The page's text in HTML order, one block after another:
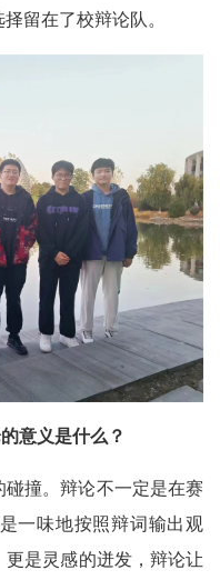
留在了校辩论队。
意义是什么？
撞。辩论不一定是在赛
一味地按照辩词输出观
是灵感的迸发，辩论让